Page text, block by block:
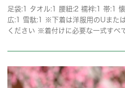
足袋:1 タオル:1 腰紐:2 襦袢:1 帯:1
広:1 雪駄:1 ※下着は洋服用のUまた
ください ※着付けに必要な一式すべ